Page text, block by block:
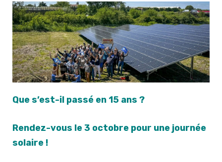
Que s’est-il passé en 15 ans ?
Rendez-vous le 3 octobre pour une journée
solaire !